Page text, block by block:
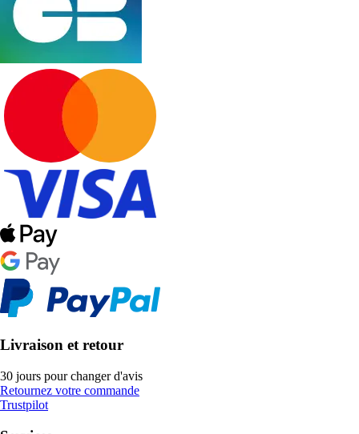
Livraison et retour
30 jours pour changer d'avis
Retournez votre commande
Trustpilot